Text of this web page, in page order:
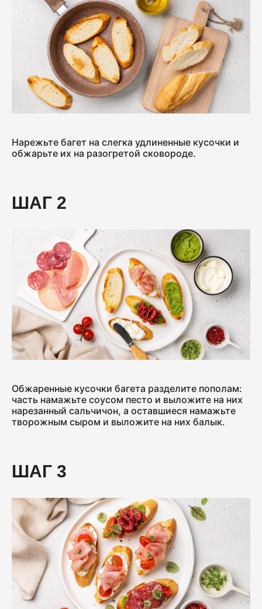
Бекон "Дабл Смок"
200
Ветчина "С окороком"
400
Салями "Венская"
330
Нарежьте багет на слегка удлиненные кусочки и
обжарьте их на разогретой сковороде.
ШАГ 2
Обжаренные кусочки багета разделите пополам:
часть намажьте соусом песто и выложите на них
нарезанный сальчичон, а оставшиеся намажьте
творожным сыром и выложите на них балык.
ШАГ 3